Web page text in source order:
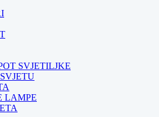
SVJETILJKE
LAMPE